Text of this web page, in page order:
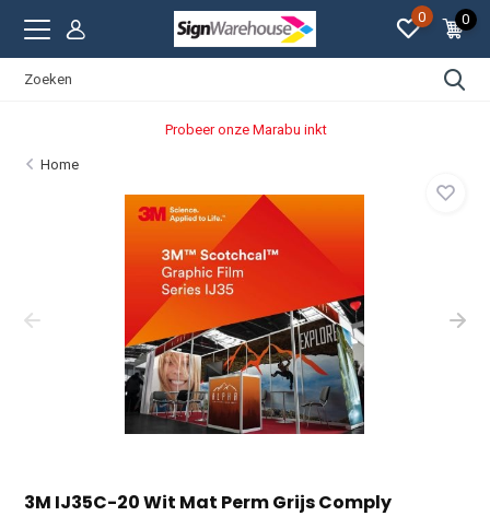
0 0
Probeer onze Marabu inkt
Home
3M IJ35C-20 Wit Mat Perm Grijs Comply